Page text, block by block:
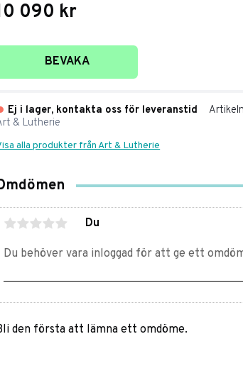
090 kr
Lägg till i favoriter
BEVAKA
Ej i lager, kontakta oss för leveranstid
& Lutherie
alla produkter från Art & Lutherie
Du
den första att lämna ett omdöme.